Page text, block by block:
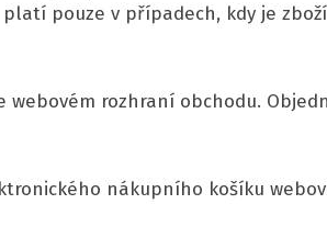
pouze v případech, kdy je
rozhraní obchodu.
nákupního košíku